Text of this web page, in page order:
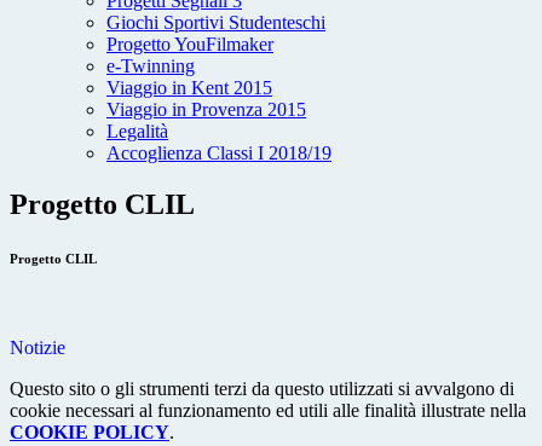
Giochi Sportivi Studenteschi
Progetto YouFilmaker
e-Twinning
Viaggio in Kent 2015
Viaggio in Provenza 2015
Legalità
Accoglienza Classi I 2018/19
Progetto CLIL
Progetto CLIL
Notizie
Questo sito o gli strumenti terzi da questo utilizzati si avvalgono di
cookie necessari al funzionamento ed utili alle finalità illustrate nella
COOKIE POLICY.